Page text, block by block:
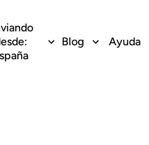
Blog Ayuda